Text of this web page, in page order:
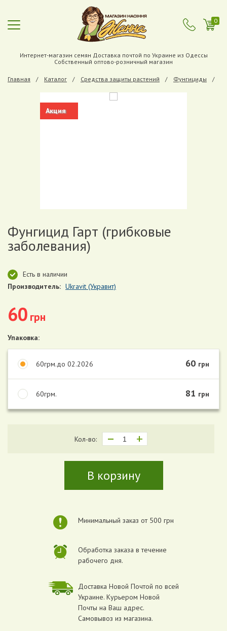
0
Интернет-магазин семян Доставка почтой по Украине из Одессы
Собственный оптово-розничный магазин
Главная Каталог Средства защиты растений Фунгициды
Акция
Фунгицид Гарт (грибковые
заболевания)
Есть в наличии
Производитель: Ukravit (Укравит)
60 грн
Упаковка:
60грм.до 02.2026 60 грн
60грм. 81 грн
Кол-во:
В корзину
Минимальный заказ от 500 грн
Обработка заказа в течение
рабочего дня.
Доставка Новой Почтой по всей
Украине. Курьером Новой
Почты на Ваш адрес.
Самовывоз из магазина.